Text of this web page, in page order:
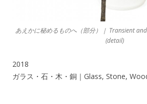
あえかに秘めるものへ（部分）｜ Transient
(detail)
2018
ガラス・石・木・銅｜Glass, Stone,